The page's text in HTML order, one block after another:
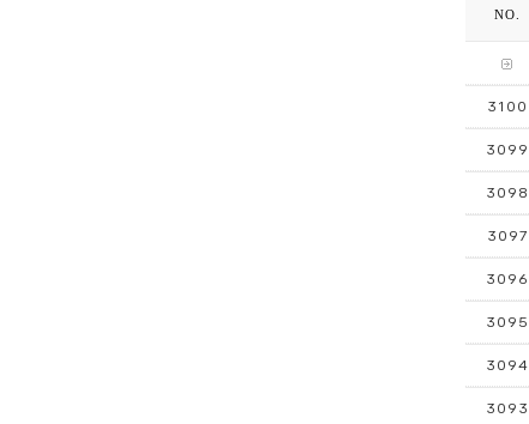
NO.
3100
3099
3098
3097
3096
3095
3094
3093